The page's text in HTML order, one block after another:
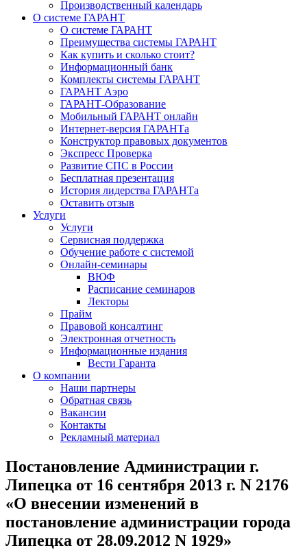
Производственный календарь
О системе ГАРАНТ
О системе ГАРАНТ
Преимущества системы ГАРАНТ
Как купить и сколько стоит?
Информационный банк
Комплекты системы ГАРАНТ
ГАРАНТ Аэро
ГАРАНТ-Образование
Мобильный ГАРАНТ онлайн
Интернет-версия ГАРАНТа
Конструктор правовых документов
Экспресс Проверка
Развитие СПС в России
Бесплатная презентация
История лидерства ГАРАНТа
Оставить отзыв
Услуги
Услуги
Сервисная поддержка
Обучение работе с системой
Онлайн-семинары
ВЮФ
Расписание семинаров
Лекторы
Прайм
Правовой консалтинг
Электронная отчетность
Информационные издания
Вести Гаранта
О компании
Наши партнеры
Обратная связь
Вакансии
Контакты
Рекламный материал
Постановление Администрации г.
Липецка от 16 сентября 2013 г. N 2176
«О внесении изменений в
постановление администрации города
Липецка от 28.09.2012 N 1929»